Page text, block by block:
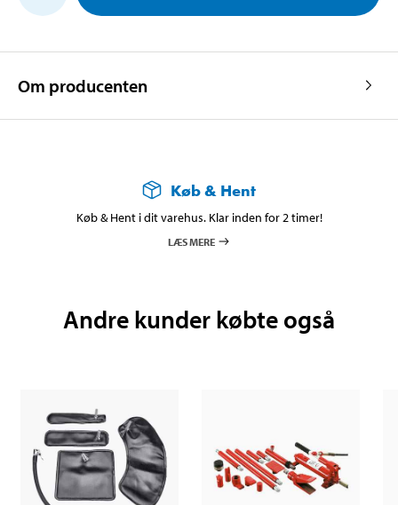
Om producenten
Køb & Hent
Køb & Hent i dit varehus. Klar inden for 2 timer!
LÆS MERE
Andre kunder købte også